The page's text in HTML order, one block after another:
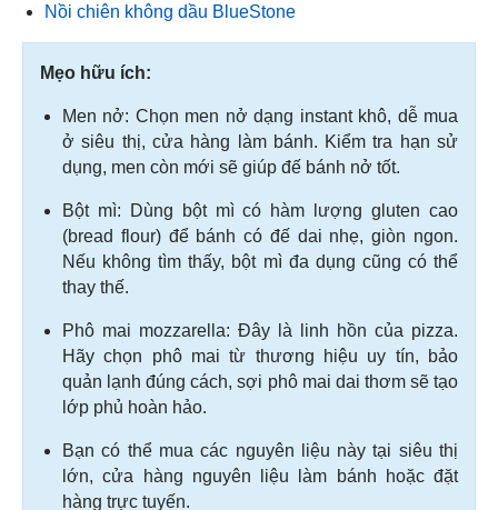
Nồi chiên không dầu BlueStone
Mẹo hữu ích:
Men nở: Chọn men nở dạng instant khô, dễ mua
ở siêu thị, cửa hàng làm bánh. Kiểm tra hạn sử
dụng, men còn mới sẽ giúp đế bánh nở tốt.
Bột mì: Dùng bột mì có hàm lượng gluten cao
(bread flour) để bánh có đế dai nhẹ, giòn ngon.
Nếu không tìm thấy, bột mì đa dụng cũng có thể
thay thế.
Phô mai mozzarella: Đây là linh hồn của pizza.
Hãy chọn phô mai từ thương hiệu uy tín, bảo
quản lạnh đúng cách, sợi phô mai dai thơm sẽ tạo
lớp phủ hoàn hảo.
Bạn có thể mua các nguyên liệu này tại siêu thị
lớn, cửa hàng nguyên liệu làm bánh hoặc đặt
hàng trực tuyến.